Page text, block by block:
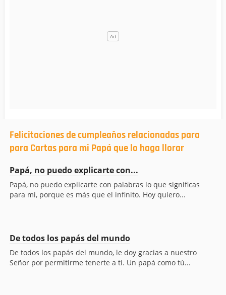
Felicitaciones de cumpleaños relacionadas para
para Cartas para mi Papá que lo haga llorar
Papá, no puedo explicarte con...
Papá, no puedo explicarte con palabras lo que significas
para mi, porque es más que el infinito. Hoy quiero...
De todos los papás del mundo
De todos los papás del mundo, le doy gracias a nuestro
Señor por permitirme tenerte a ti. Un papá como tú...